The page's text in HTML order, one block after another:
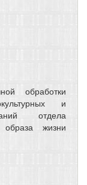
обработки
и
отдела
жизни